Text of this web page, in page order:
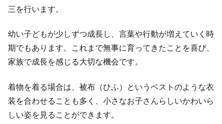
三を行います。
幼い子どもが少しずつ成長し、言葉や行動が増えていく時
期でもあります。これまで無事に育ってきたことを喜び、
家族で成長を感じる大切な機会です。
着物を着る場合は、被布（ひふ）というベストのような衣
装を合わせることも多く、小さなお子さんらしいかわいら
しい姿を見ることができます。